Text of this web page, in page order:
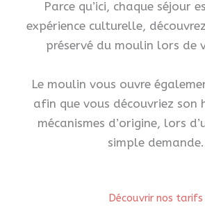
Parce qu’ici, chaque séjour
expérience culturelle,
préservé du moulin lors de
Le moulin vous ouvre
afin que vous découvriez son
mécanismes d’origine, lors
simple demande.
Découvrir nos tarifs